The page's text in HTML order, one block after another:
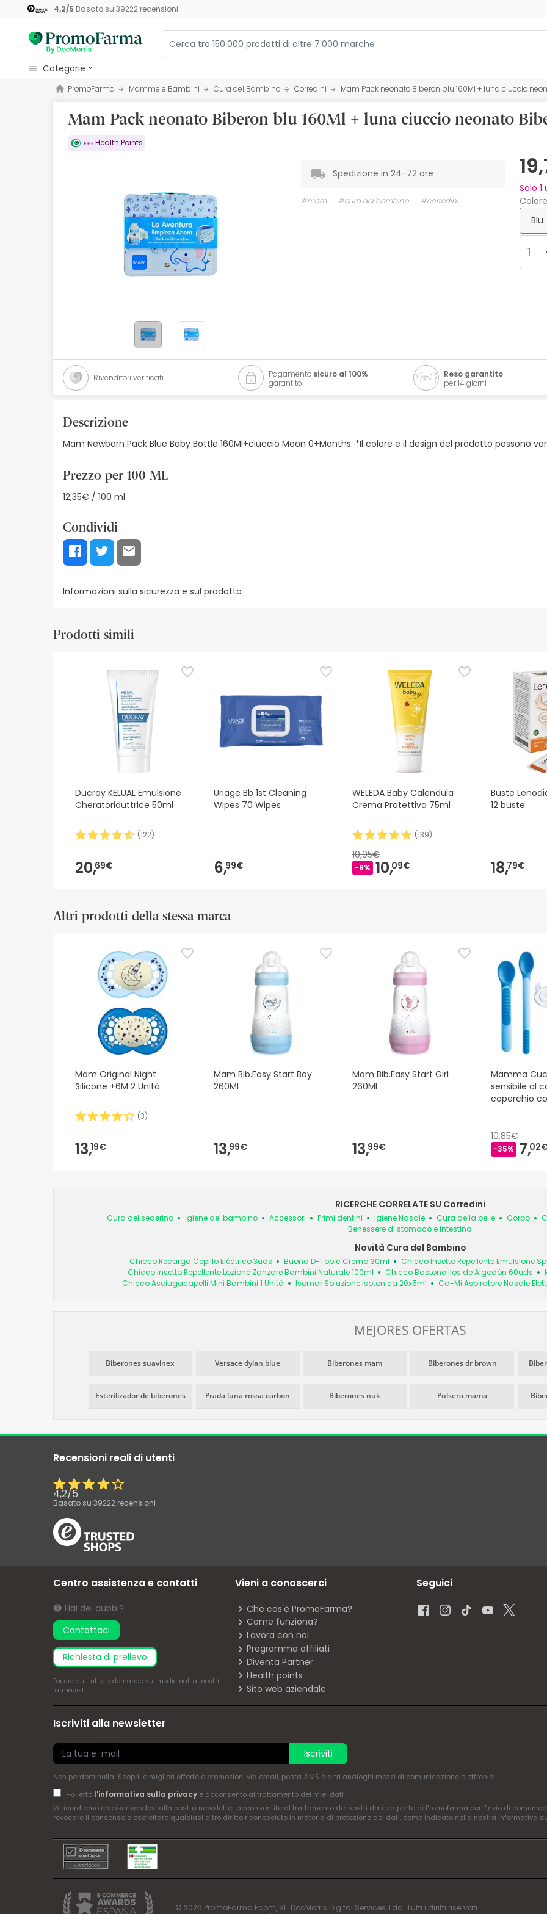
4,2/5 Basato su 39222recensioni
categorie
Cosmetici e Bellezza
Salute e Benessere
Igiene
I più venduti
Health points
PromoFarma Mamme e Bambini Cura del Bambino Corredini Mam Pack neonato Biberon blu 160Ml + luna ciuccio
Mam Pack neonato Biberon blu 160Ml + luna ciuccio neonato
Health Points
Solo 1
Colore
Blu
Spedizione in 24-72 ore
#mam #cura del bambino #corredini
Rivenditori verificati Pagamento sicuro al 100%
garantito
Reso garantito
per 14 giorni
Descrizione
Mam Newborn Pack Blue Baby Bottle 160Ml+ciuccio Moon 0+Months. *Il colore e il design del prodotto possono
Prezzo per 100 ML
12,35€ / 100 ml
Condividi
Informazioni sulla sicurezza e sul prodotto
Risorse per la sicurezza visiva
aggiornamenti. Nel frattempo, vi consigliamo di leggere le informazioni sulla sicurezza fornite con il prodotto
non esitate a contattarci. Inoltre, se lo desiderate, potete anche restituirlo seguendo i nostri
termini e condizioni.
Prodotti simili
Ducray KELUAL Emulsione
Cheratoriduttrice 50ml
(122)
20,69€
Uriage Bb 1st Cleaning
Wipes 70 Wipes
6,99€
WELEDA Baby Calendula
Crema Protettiva 75ml
(139)
10,95€
-8% 10,09€
Buste
12 buste
18,79€
Altri prodotti della stessa marca
Mam Original Night
Silicone +6M 2 Unità
(3)
13,19€
Mam Bib.Easy Start Boy
260Ml
13,99€
Mam Bib.Easy Start Girl
260Ml
13,99€
Mamma
sensibile al
coperchio
10,85€
-35% 7,
RICERCHE CORRELATE SU Corredini
Cura del sederino Igiene del bambino Accessori Primi dentini Igiene Nasale Cura della pelle Corpo
Benessere di stomaco e intestino
Novità Cura del Bambino
Chicco Recarga Cepillo Eléctrico 3uds Buona D-Topic Crema 30ml
Chicco Insetto Repellente Emulsione
Chicco Insetto Repellente Lozione Zanzare Bambini Naturale 100ml
Chicco Bastoncillos de Algodón 60uds
Chicco Asciugacapelli Mini Bambini 1 Unità
Isomar Soluzione Isotonica 20x5ml Ca-Mi Aspiratore Nasale
MEJORES OFERTAS
Biberones suavinex Versace dylan blue Biberones mam Biberones dr brown
Esterilizador de biberones Prada luna rossa carbon Biberones nuk Pulsera mama
Recensioni reali di utenti
4,2/5
Basato su 39222 recensioni
Centro assistenza e contatti
Hai dei dubbi?
Contattaci
richiesta di prelievo
Faccia qui tutte le domande sui medicinali ai nostri
farmacisti.
Vieni a conoscerci
Che cos'è PromoFarma?
Come funziona?
Lavora con noi
Programma affiliati
Diventa Partner
Health points
Sito web aziendale
Seguici
Iscriviti alla newsletter
Iscriviti
Non perderti nulla! Scopri le migliori offerte e promozioni via email, posta, SMS o altri analoghi mezzi di comunicazione elettronici
Ho letto l'informativa sulla privacye acconsento al trattamento dei miei dati
Vi ricordiamo che iscrivendovi alla nostra newsletter acconsentite al trattamento dei vostri dati da parte di Promofarma per l'invio di
revocare il consenso o esercitare qualsiasi altro diritto riconosciuto in materia di protezione dei dati, come indicato nella nostra Informativa
© 2026 PromoFarma Ecom, SL. DocMorris Digital Services, Lda. Tutti i diritti riservati.